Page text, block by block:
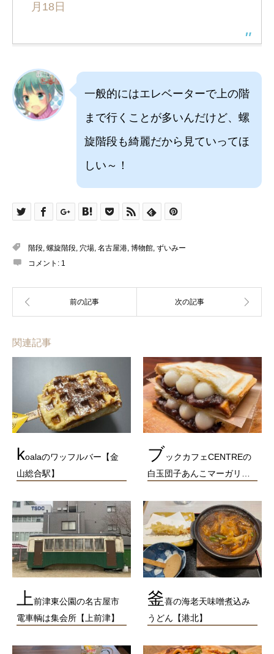
月18日
一般的にはエレベーターで上の階
まで行くことが多いんだけど、螺
旋階段も綺麗だから見ていってほ
しい～！
階段 螺旋階段 穴場 名古屋港 博物館 ずいみー
コメント: 1
関連記事
koalaのワッフルバー【金
山総合駅】
ブックカフェCENTREの
白玉団子あんこマーガリ…
上前津東公園の名古屋市
電車輌は集会所【上前津】
釜喜の海老天味噌煮込み
うどん【港北】